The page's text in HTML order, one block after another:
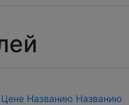
Цене Названию Названию